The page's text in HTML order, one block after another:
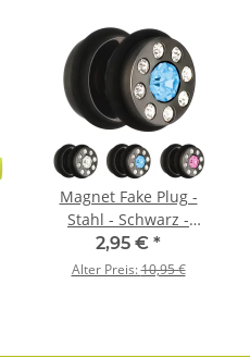
Magnet Fake Plug -
Stahl - Schwarz -
Kristalle - Multi
2,95 € *
Alter Preis:10,95 €